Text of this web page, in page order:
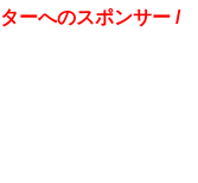
ーへのスポンサー /